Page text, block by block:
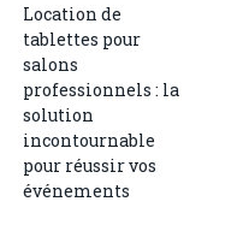
Location de
tablettes pour
salons
professionnels : la
solution
incontournable
pour réussir vos
événements